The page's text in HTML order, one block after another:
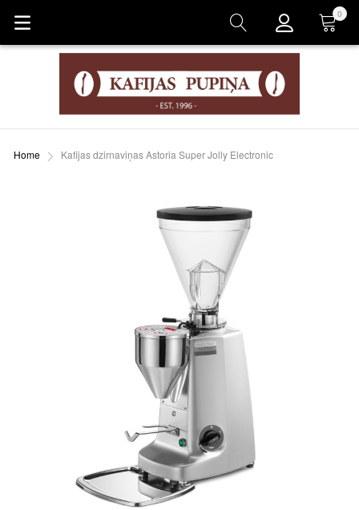
Grozs
0
Home Kafijas dzirnaviņas Astoria Super Jolly Electronic